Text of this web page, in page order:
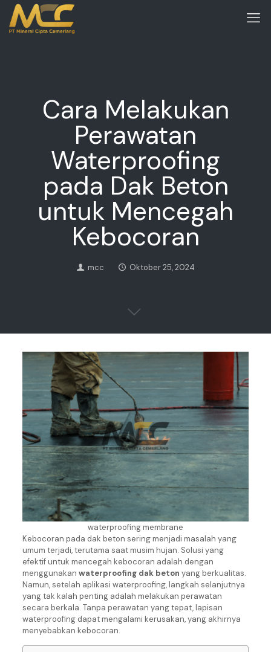
Cara Melakukan
Perawatan
Waterproofing
pada Dak Beton
untuk Mencegah
Kebocoran
mcc Oktober 25, 2024
waterproofing membrane
Kebocoran pada dak beton sering menjadi masalah yang
umum terjadi, terutama saat musim hujan. Solusi yang
efektif untuk mencegah kebocoran adalah dengan
menggunakan waterproofing dak beton yang berkualitas.
Namun, setelah aplikasi waterproofing, langkah selanjutnya
yang tak kalah penting adalah melakukan perawatan
secara berkala. Tanpa perawatan yang tepat, lapisan
waterproofing dapat mengalami kerusakan, yang akhirnya
menyebabkan kebocoran.